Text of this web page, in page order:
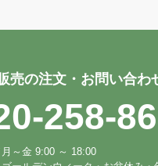
売の注文・お問い合わ
258-
～金 9:00 ～ 18:00